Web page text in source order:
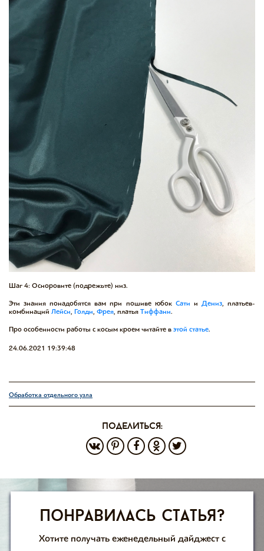
Шаг 4: Осноровите (подрежьте) низ.
Эти знания понадобятся вам при пошиве юбок Сати и Дениз, платьев-
комбинаций Лейси Голди Фрея , платья Тиффани.
Про особенности работы с косым кроем читайте в этой статье.
24.06.2021 19:39:48
Обработка отдельного узла
поделиться:
Понравилась статья?
Хотите получать еженедельный дайджест с